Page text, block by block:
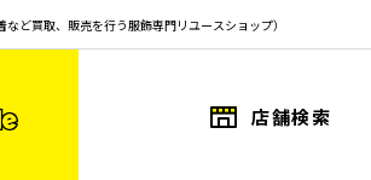
ど買取、販売を行う服飾専門リユースショップ）
店舗検索